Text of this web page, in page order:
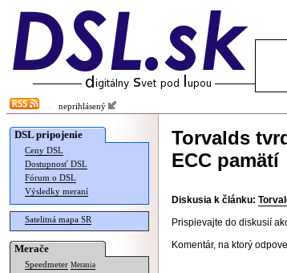
neprihlásený
DSL pripojenie
Ceny DSL
Dostupnosť DSL
Fórum o DSL
Výsledky meraní
Satelitná mapa SR
Merače
Speedmeter Merania
Torvalds
ECC pamätí
Diskusia k článku:
Prispievajte do diskusií
Komentár, na ktorý